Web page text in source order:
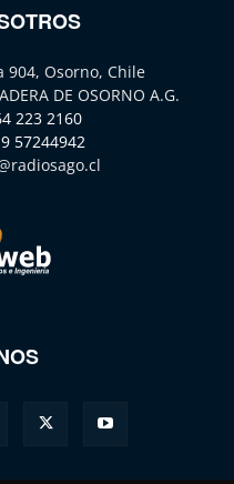
904, Osorno, Chile
DE OSORNO A.G.
223 2160
57244942